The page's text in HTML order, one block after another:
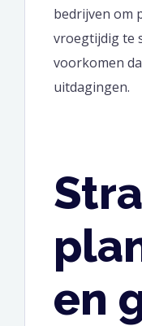
bedrijven om
vroegtijdig te
voorkomen
uitdagingen.
en